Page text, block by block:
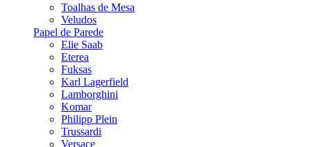
Toalhas de Mesa
Veludos
Papel de Parede
Elie Saab
Eterea
Fuksas
Karl Lagerfield
Lamborghini
Komar
Philipp Plein
Trussardi
Versace